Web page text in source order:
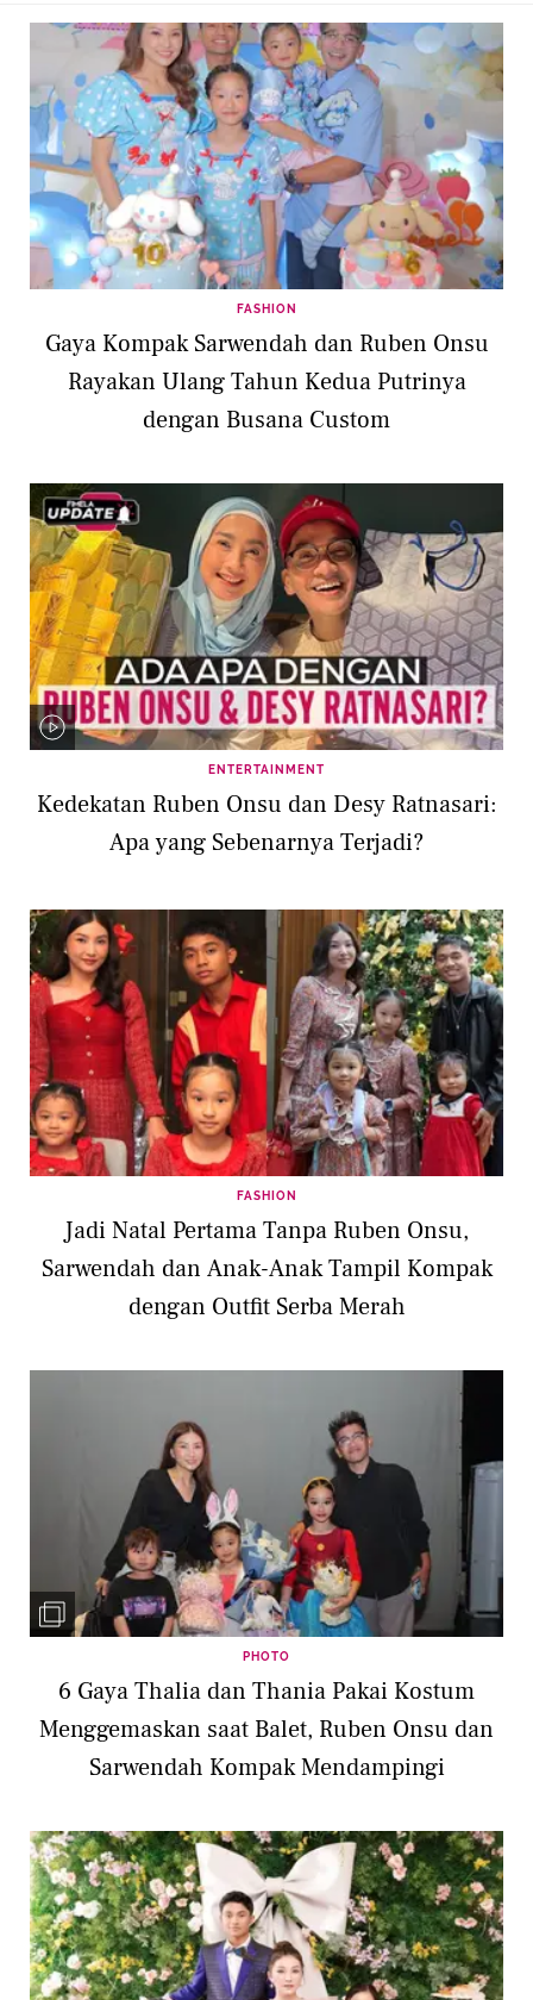
FASHION
Gaya Kompak Sarwendah dan Ruben Onsu
Rayakan Ulang Tahun Kedua Putrinya
dengan Busana Custom
ENTERTAINMENT
Kedekatan Ruben Onsu dan Desy Ratnasari:
Apa yang Sebenarnya Terjadi?
FASHION
Jadi Natal Pertama Tanpa Ruben Onsu,
Sarwendah dan Anak-Anak Tampil Kompak
dengan Outfit Serba Merah
PHOTO
6 Gaya Thalia dan Thania Pakai Kostum
Menggemaskan saat Balet, Ruben Onsu dan
Sarwendah Kompak Mendampingi